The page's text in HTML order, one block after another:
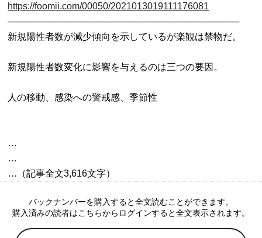
https://foomii.com/00050/2021013019111176081
────────────────────────────────────
新規陽性者数が減少傾向を示しているが楽観は禁物だ。
新規陽性者数変化に影響を与えるのは三つの要因。
…
…
バックナンバーを購入すると全文読むことができます。
購入済みの読者はこちらからログインすると全文表示されます。